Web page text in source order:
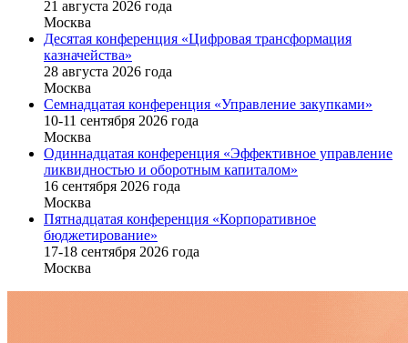
21 августа 2026 года
Москва
Десятая конференция «Цифровая трансформация
казначейства»
28 августа 2026 года
Москва
Семнадцатая конференция «Управление закупками»
10-11 сентября 2026 года
Москва
Одиннадцатая конференция «Эффективное управление
ликвидностью и оборотным капиталом»
16 cентября 2026 года
Москва
Пятнадцатая конференция «Корпоративное
бюджетирование»
17-18 сентября 2026 года
Москва